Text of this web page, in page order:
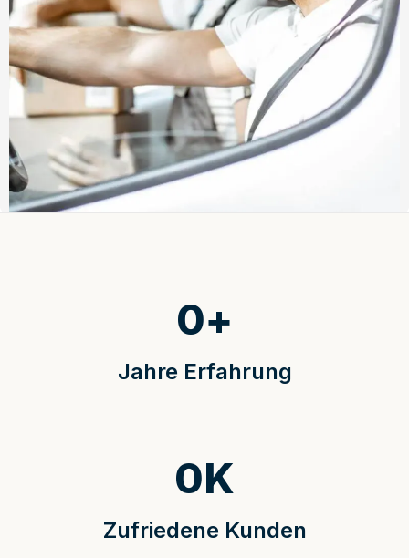
Jahre Erfahrung
0+
Zufriedene Kunden
0K